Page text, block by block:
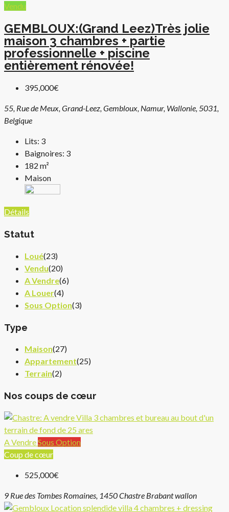
Vendu
GEMBLOUX:(Grand Leez)Très jolie
maison 3 chambres + partie
professionnelle + piscine
entièrement rénovée!
395,000€
55, Rue de Meux, Grand-Leez, Gembloux, Namur, Wallonie, 5031,
Belgique
Lits: 3
Baignoires: 3
182 m²
Maison
Détails
Statut
Loué(23)
Vendu(20)
A Vendre(6)
A Louer(4)
Sous Option(3)
Type
Maison(27)
Appartement(25)
Terrain(2)
Nos coups de cœur
A VendreSous Option
Coup de cœur
525,000€
9 Rue des Tombes Romaines, 1450 Chastre Brabant wallon